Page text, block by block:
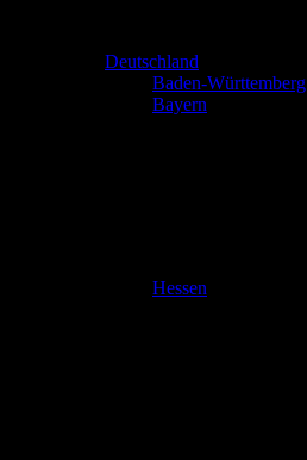
Deutschland
Baden-Württemberg
Bayern
Hessen